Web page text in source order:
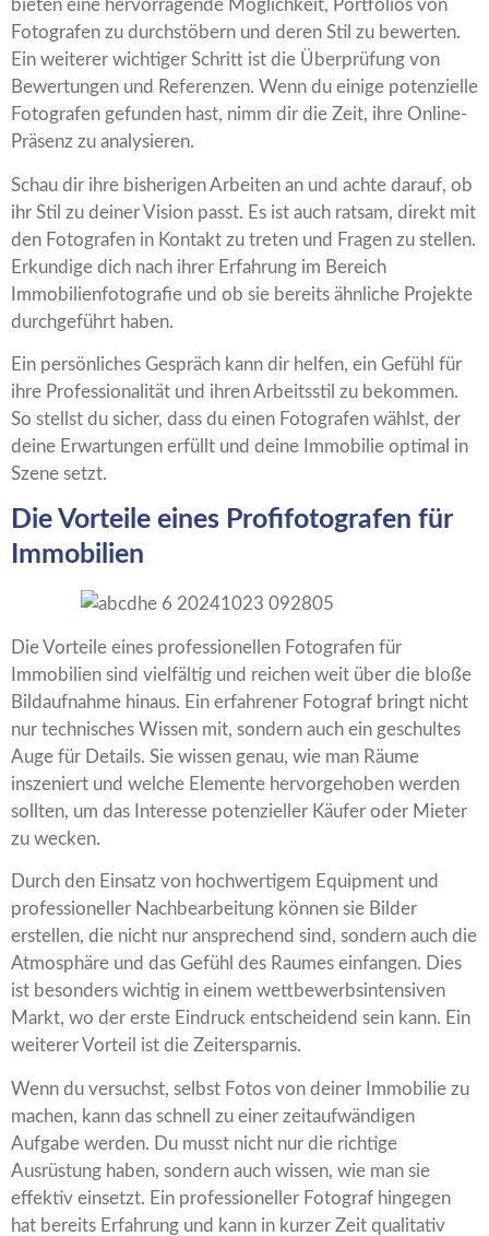
bieten eine hervorragende Möglichkeit, Portfolios von
Fotografen zu durchstöbern und deren Stil zu bewerten.
Ein weiterer wichtiger Schritt ist die Überprüfung von
Bewertungen und Referenzen. Wenn du einige potenzielle
Fotografen gefunden hast, nimm dir die Zeit, ihre Online-
Präsenz zu analysieren.
Schau dir ihre bisherigen Arbeiten an und achte darauf, ob
ihr Stil zu deiner Vision passt. Es ist auch ratsam, direkt mit
den Fotografen in Kontakt zu treten und Fragen zu stellen.
Erkundige dich nach ihrer Erfahrung im Bereich
Immobilienfotografie und ob sie bereits ähnliche Projekte
durchgeführt haben.
Ein persönliches Gespräch kann dir helfen, ein Gefühl für
ihre Professionalität und ihren Arbeitsstil zu bekommen.
So stellst du sicher, dass du einen Fotografen wählst, der
deine Erwartungen erfüllt und deine Immobilie optimal in
Szene setzt.
Die Vorteile eines Profifotografen für
Immobilien
Die Vorteile eines professionellen Fotografen für
Immobilien sind vielfältig und reichen weit über die bloße
Bildaufnahme hinaus. Ein erfahrener Fotograf bringt nicht
nur technisches Wissen mit, sondern auch ein geschultes
Auge für Details. Sie wissen genau, wie man Räume
inszeniert und welche Elemente hervorgehoben werden
sollten, um das Interesse potenzieller Käufer oder Mieter
zu wecken.
Durch den Einsatz von hochwertigem Equipment und
professioneller Nachbearbeitung können sie Bilder
erstellen, die nicht nur ansprechend sind, sondern auch die
Atmosphäre und das Gefühl des Raumes einfangen. Dies
ist besonders wichtig in einem wettbewerbsintensiven
Markt, wo der erste Eindruck entscheidend sein kann. Ein
weiterer Vorteil ist die Zeitersparnis.
Wenn du versuchst, selbst Fotos von deiner Immobilie zu
machen, kann das schnell zu einer zeitaufwändigen
Aufgabe werden. Du musst nicht nur die richtige
Ausrüstung haben, sondern auch wissen, wie man sie
effektiv einsetzt. Ein professioneller Fotograf hingegen
hat bereits Erfahrung und kann in kurzer Zeit qualitativ